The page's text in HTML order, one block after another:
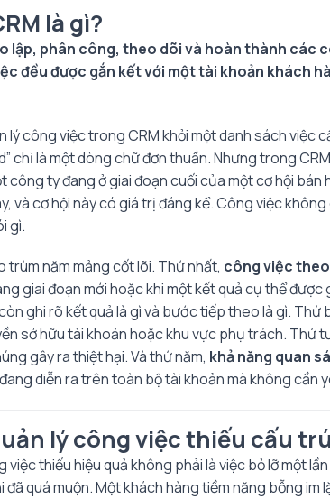
là gì?
lập, phân công, theo dõi và hoàn thành các
đều được gắn kết với một tài khoản khách
lý công việc trong CRM khỏi một danh sách
chỉ là một dòng chữ đơn thuần. Nhưng trong
công ty đang ở giai đoạn cuối của một cơ hội
và cơ hội này có giá trị đáng kể. Công việc
gì.
năm mảng cốt lõi. Thứ nhất, công việc
giai đoạn mới hoặc khi một kết quả cụ thể được
ghi rõ kết quả là gì và bước tiếp theo là gì. Thứ
sở hữu tài khoản hoặc khu vực phụ trách. Thứ
gây ra thiệt hại. Và thứ năm, khả năng quan
diễn ra trên toàn bộ tài khoản mà không cần
lý công việc thiếu cấu
thiếu hiệu quả không phải là việc bỏ lỡ một
quá muộn. Một khách hàng tiềm năng bỗng